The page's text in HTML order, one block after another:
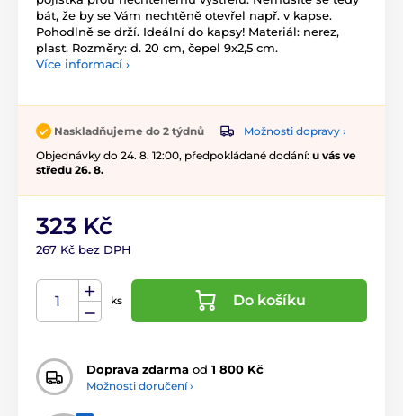
bát, že by se Vám nechtěně otevřel např. v kapse.
Pohodlně se drží. Ideální do kapsy! Materiál: nerez,
plast. Rozměry: d. 20 cm, čepel 9x2,5 cm.
Více informací ›
Naskladňujeme do 2 týdnů
Možnosti dopravy ›
Objednávky do 24. 8. 12:00, předpokládané dodání: u vás ve
středu 26. 8.
323 Kč
267 Kč bez DPH
ks Do košíku
Doprava zdarma od 1 800 Kč
Možnosti doručení ›